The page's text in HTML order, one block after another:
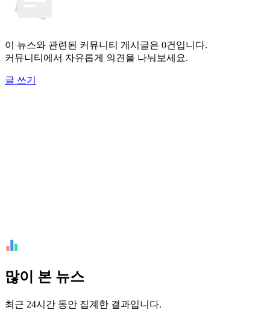
이 뉴스와 관련된 커뮤니티 게시글은 0건입니다.
커뮤니티에서 자유롭게 의견을 나눠보세요.
글 쓰기
많이 본 뉴스
최근 24시간 동안 집계한 결과입니다.